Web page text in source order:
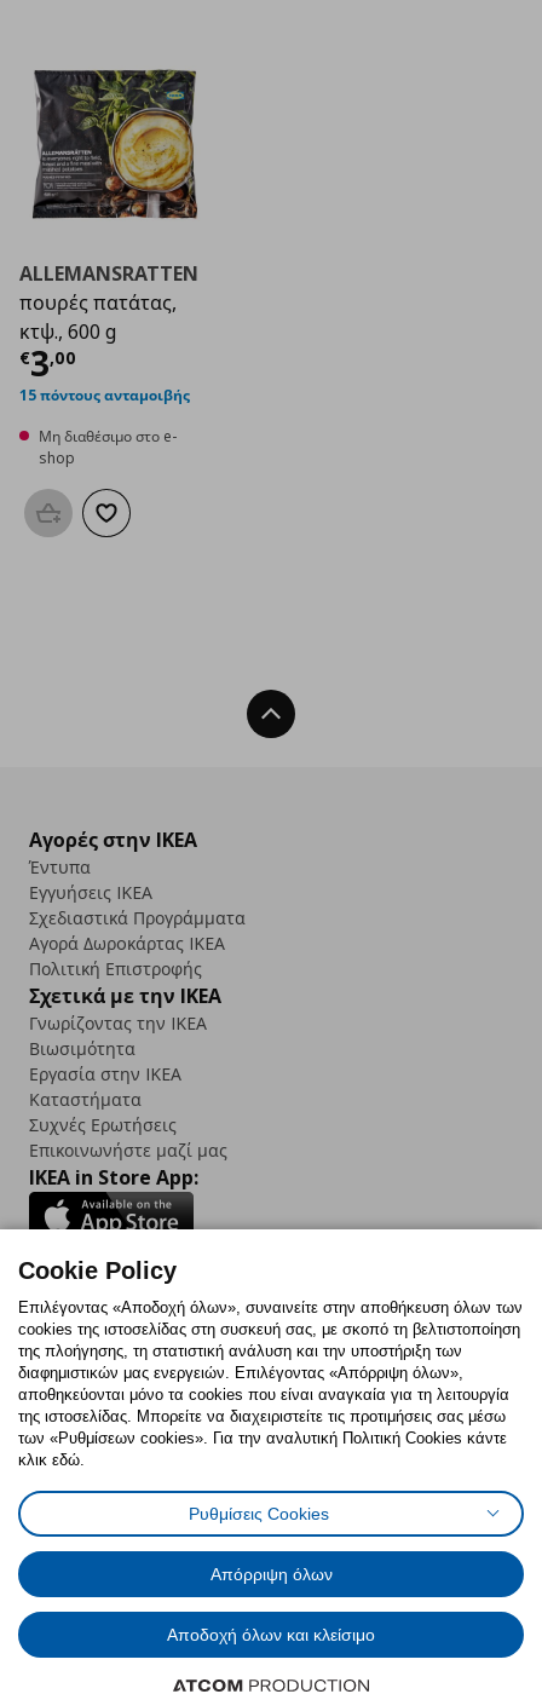
ALLEMANSRATTEN
πουρές πατάτας,
κτψ., 600 g
€3,00
Τρέχουσα τιμή
15 πόντους ανταμοιβής
Μη διαθέσιμο στο e-
shop
Προσθήκη στο καλάθι
Προσθήκη στα αγαπημένα
Back To Top
Αγορές στην IKEA
Έντυπα
Εγγυήσεις IKEA
Σχεδιαστικά Προγράμματα
Αγορά Δωρoκάρτας IKEA
Πολιτική Επιστροφής
Σχετικά με την IKEA
Γνωρίζοντας την IKEA
Βιωσιμότητα
Εργασία στην IKEA
Καταστήματα
Συχνές Ερωτήσεις
Επικοινωνήστε μαζί μας
IKEA in Store App:
Follow us:
FacebookInstagram
TikTokYoutubePinterestTwitter
Πολιτική CookiesΔήλωση ψηφιακής προσβασιμότητας
Ρυθμίσεις cookiesΌροι Χρήσης
Γενική Πολιτική Προσωπικών Δεδομένων
Πολιτική Προσωπικών Δεδομένων για ΙΚΕΑ.gr
Κώδικας Καταναλωτικής Δεοντολογίας
© Inter-IKEA Systems B.V. 1999 - 2025
Cookie Policy
Επιλέγοντας «Αποδοχή όλων», συναινείτε στην αποθήκευση όλων των
cookies της ιστοσελίδας στη συσκευή σας, με σκοπό τη βελτιστοποίηση
της πλοήγησης, τη στατιστική ανάλυση και την υποστήριξη των
διαφημιστικών μας ενεργειών. Επιλέγοντας «Απόρριψη όλων»,
αποθηκεύονται μόνο τα cookies που είναι αναγκαία για τη λειτουργία
της ιστοσελίδας. Μπορείτε να διαχειριστείτε τις προτιμήσεις σας μέσω
των «Ρυθμίσεων cookies». Για την αναλυτική Πολιτική Cookies κάντε
κλικ εδώ.
Ρυθμίσεις Cookies
Απόρριψη όλων
Αποδοχή όλων και κλείσιμο